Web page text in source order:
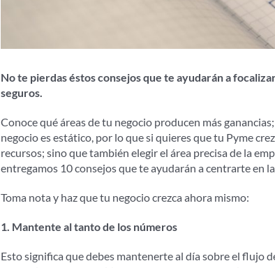
No te pierdas éstos consejos que te ayudarán a
seguros.
Conoce qué áreas de tu negocio producen más
negocio es estático, por lo que si quieres que tu Pyme
recursos; sino que también elegir el área precisa de la
entregamos 10 consejos que te ayudarán a centrarte en
Toma nota y haz que tu negocio crezca ahora mismo:
1. Mantente al tanto de los números
Esto significa que debes mantenerte al día sobre el flujo